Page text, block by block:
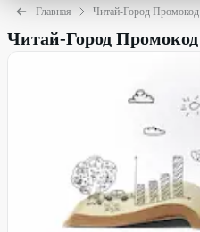
Главная Читай-Город Промокод
Читай-Город Промокод